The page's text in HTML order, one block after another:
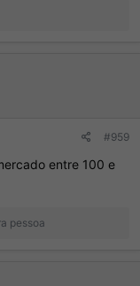
#959
entre 100 e
pessoa